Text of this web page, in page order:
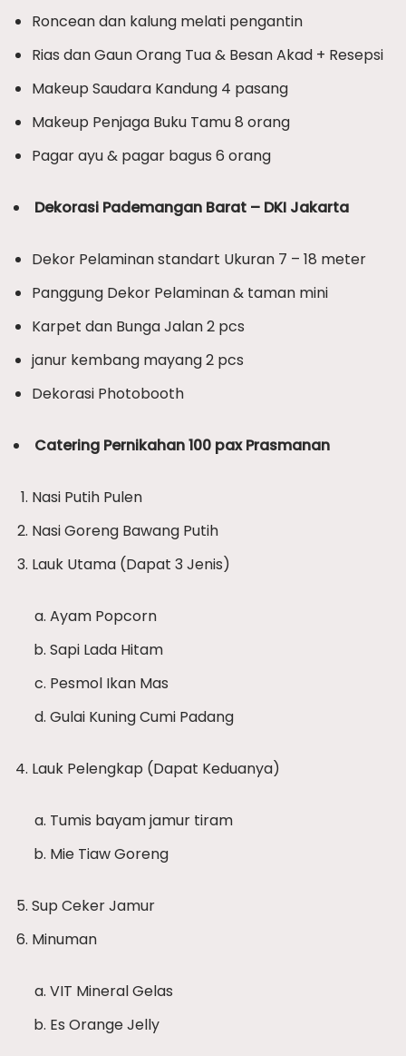
Roncean dan kalung melati pengantin
Rias dan Gaun Orang Tua & Besan Akad + Resepsi
Makeup Saudara Kandung 4 pasang
Makeup Penjaga Buku Tamu 8 orang
Pagar ayu & pagar bagus 6 orang
Dekorasi Pademangan Barat – DKI Jakarta
Dekor Pelaminan standart Ukuran 7 – 18 meter
Panggung Dekor Pelaminan & taman mini
Karpet dan Bunga Jalan 2 pcs
janur kembang mayang 2 pcs
Dekorasi Photobooth
Catering Pernikahan 100 pax Prasmanan
Nasi Putih Pulen
Nasi Goreng Bawang Putih
Lauk Utama (Dapat 3 Jenis)
Ayam Popcorn
Sapi Lada Hitam
Pesmol Ikan Mas
Gulai Kuning Cumi Padang
Lauk Pelengkap (Dapat Keduanya)
Tumis bayam jamur tiram
Mie Tiaw Goreng
Sup Ceker Jamur
Minuman
VIT Mineral Gelas
Es Orange Jelly